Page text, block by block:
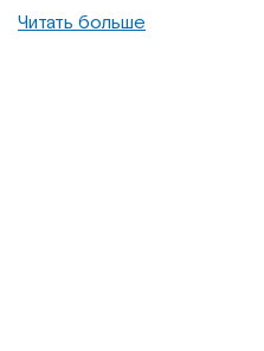
Читать больше